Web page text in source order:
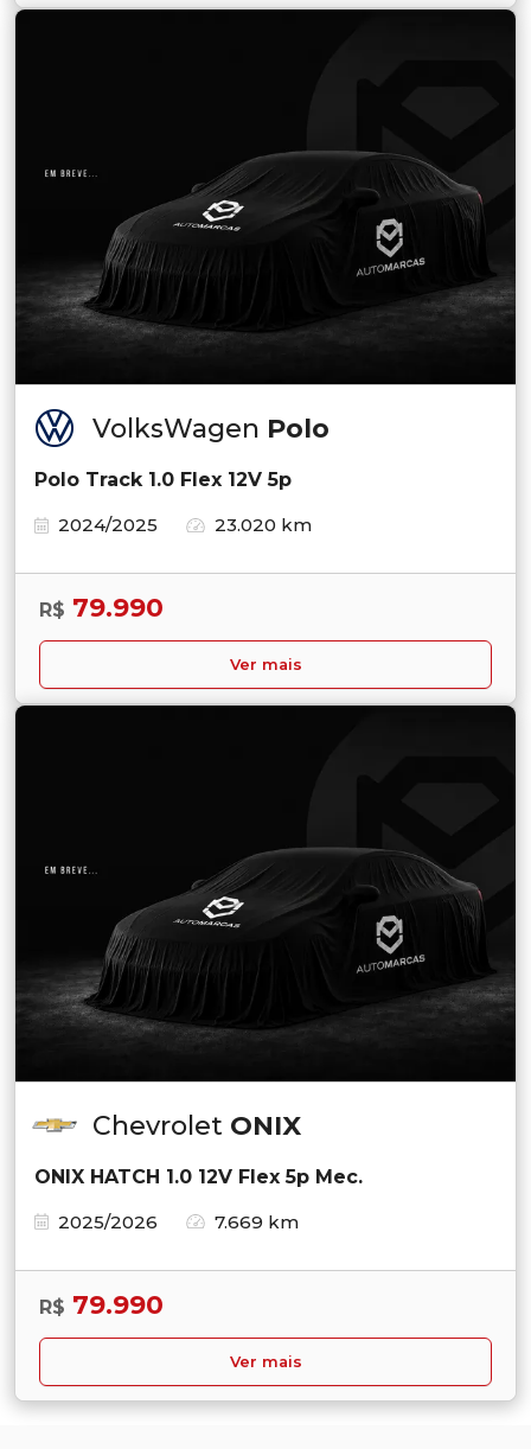
VolksWagen Polo
Polo Track 1.0 Flex 12V 5p
2024/2025
23.020 km
R$ 79.990
Ver mais
Chevrolet ONIX
ONIX HATCH 1.0 12V Flex 5p Mec.
2025/2026
7.669 km
R$ 79.990
Ver mais